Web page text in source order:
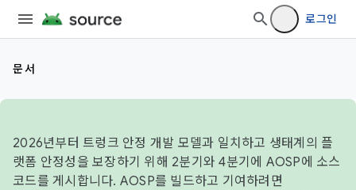
로그인
문서
2026년부터 트렁크 안정 개발 모델과 일치하고 생태계의 플
랫폼 안정성을 보장하기 위해 2분기와 4분기에 AOSP에 소스
코드를 게시합니다. AOSP를 빌드하고 기여하려면